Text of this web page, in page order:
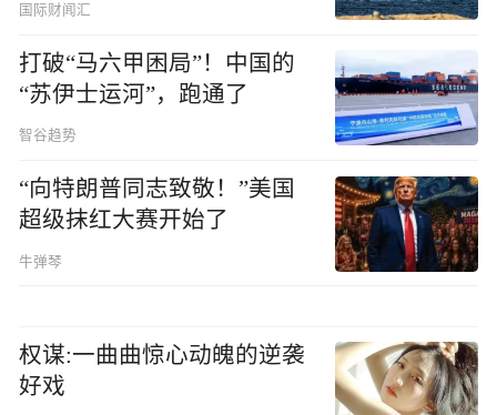
国际财闻汇
打破“马六甲困局”！中国的
“苏伊士运河”，跑通了
智谷趋势
“向特朗普同志致敬！”美国
超级抹红大赛开始了
牛弹琴
权谋:一曲曲惊心动魄的逆袭
好戏